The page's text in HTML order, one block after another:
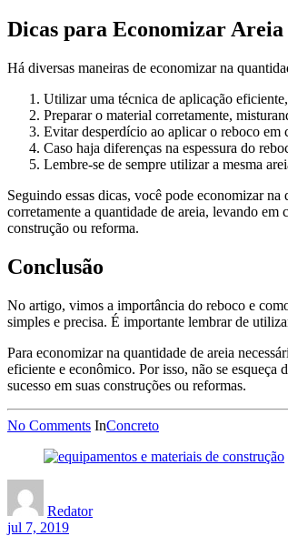
Dicas para Economizar Areia
Há diversas maneiras de economizar na
Utilizar uma técnica de aplicação
Preparar o material corretamente,
Evitar desperdício ao aplicar o reboco em
Caso haja diferenças na espessura do
Lembre-se de sempre utilizar a mesma
Seguindo essas dicas, você pode economizar
corretamente a quantidade de areia, levando em
construção ou reforma.
Conclusão
No artigo, vimos a importância do reboco e
simples e precisa. É importante lembrar de
Para economizar na quantidade de areia
eficiente e econômico. Por isso, não se esqueça
sucesso em suas construções ou reformas.
No Comments InConcreto
Redator
jul 7, 2019